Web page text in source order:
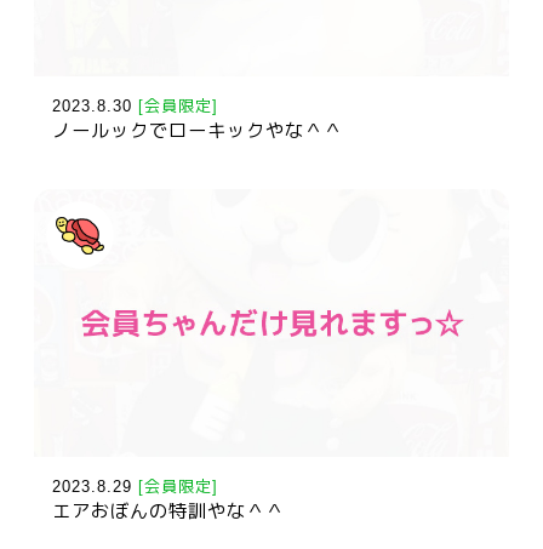
2023.8.30 [会員限定]
ノールックでローキックやな＾＾
2023.8.29 [会員限定]
エアおぼんの特訓やな＾＾